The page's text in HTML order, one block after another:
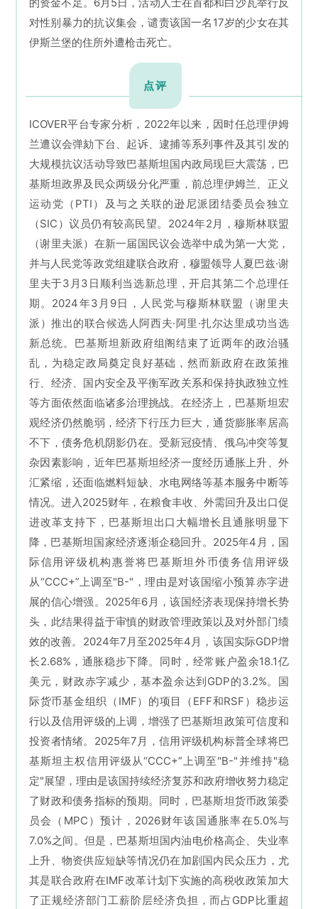
的资金不足。6月5日，活动人士在首都和白沙瓦举行反
对性别暴力的抗议集会，谴责该国一名17岁的少女在其
伊斯兰堡的住所外遭枪击死亡。
点评
ICOVER平台专家分析，2022年以来，因时任总理伊姆
兰遭议会弹劾下台、起诉、逮捕等系列事件及其引发的
大规模抗议活动导致巴基斯坦国内政局现巨大震荡， 巴
基斯坦政界及民众两级分化严重，前总理伊姆兰、正义
运动党（PTI）及与之关联的逊尼派团结委员会独立
（SIC）议员仍有较高民望。2024年2月，穆斯林联盟
（谢里夫派）在新一届国民议会选举中成为第一大党，
并与人民党等政党组建联合政府，穆盟领导人夏巴兹·谢
里夫于3月3日顺利当选新总理，开启其第二个总理任
期。 2024年3月9日，人民党与穆斯林联盟（谢里夫
派）推出的联合候选人阿西夫·阿里·扎尔达里成功当选
新总统。巴基斯坦新政府组阁结束了近两年的政治骚
乱，为稳定政局奠定良好基础，然而新政府在政策推
行、经济、国内安全及平衡军政关系和保持执政独立性
等方面依然面临诸多治理挑战。在经济上，巴基斯坦宏
观经济仍然脆弱，经济下行压力巨大，通货膨胀率居高
不下，债务危机阴影仍在。受新冠疫情、俄乌冲突等复
杂因素影响，近年巴基斯坦经济一度经历通胀上升、外
汇紧缩，还面临燃料短缺、水电网络等基本服务中断等
情况。进入2025财年，在粮食丰收、外需回升及出口促
进改革支持下， 巴基斯坦 出口大幅增长且通胀明显下
降，巴基斯坦国家经济逐渐企稳回升。2025年4月，国
际信用评级机构惠誉将巴基斯坦外币债务信用评级
从“CCC+”上调至"B-"，理由是对该国缩小预算赤字进
展的信心增强。2025年6月，该国经济表现保持增长势
头，此结果得益于审慎的财政管理政策以及对外部门绩
效的改善。2024年7月至2025年4月，该国实际GDP增
长2.68%，通胀稳步下降。同时，经常账户盈余18.1亿
美元，财政赤字减少，基本盈余达到GDP的3.2%。国
际货币基金组织（IMF）的项目（EFF和RSF）稳步运
行以及信用评级的上调，增强了巴基斯坦政策可信度和
投资者情绪。2025年7月，信用评级机构标普全球将巴
基斯坦主权信用评级从“CCC+”上调至"B-"并维持"稳
定"展望，理由是该国持续经济复苏和政府增收努力稳定
了财政和债务指标的预期。同时，巴基斯坦货币政策委
员会（MPC）预计，2026财年该国通胀率在5.0%与
7.0%之间。但是， 巴基斯坦国内油电价格高企、失业率
上升、物资供应短缺等情况仍在加剧国内民众压力，尤
其是联合政府在IMF改革计划下实施的高税收政策加大
了正规经济部门工薪阶层经济负担，而占GDP比重超